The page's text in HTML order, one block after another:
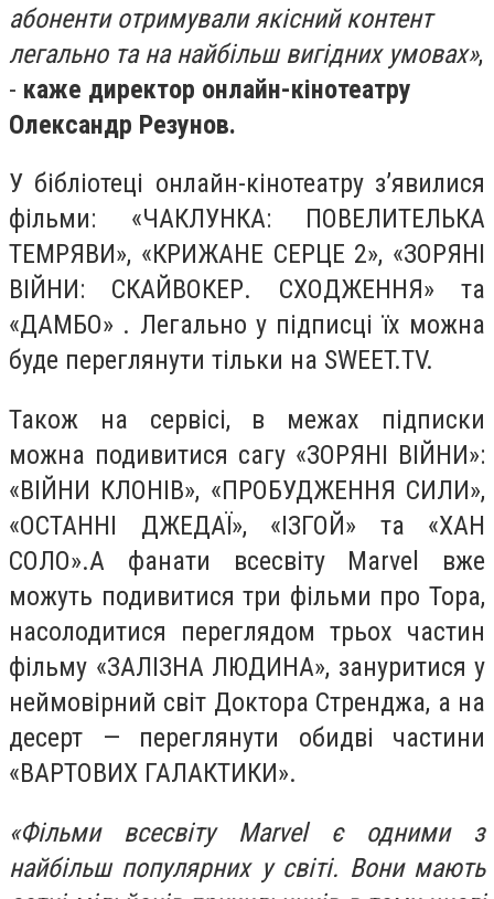
абоненти отримували якісний контент
легально та на найбільш вигідних умовах»,
- каже директор онлайн-кінотеатру
Олександр Резунов.
У бібліотеці онлайн-кінотеатру з’явилися
фільми: «ЧАКЛУНКА: ПОВЕЛИТЕЛЬКА
ТЕМРЯВИ», «КРИЖАНЕ СЕРЦЕ 2», «ЗОРЯНІ
ВІЙНИ: СКАЙВОКЕР. СХОДЖЕННЯ» та
«ДАМБО» . Легально у підписці їх можна
буде переглянути тільки на SWEET.TV.
Також на сервісі, в межах підписки
можна подивитися сагу «ЗОРЯНІ ВІЙНИ»:
«ВІЙНИ КЛОНІВ», «ПРОБУДЖЕННЯ СИЛИ»,
«ОСТАННІ ДЖЕДАЇ», «ІЗГОЙ» та «ХАН
СОЛО».А фанати всесвіту Marvel вже
можуть подивитися три фільми про Тора,
насолодитися переглядом трьох частин
фільму «ЗАЛІЗНА ЛЮДИНА», зануритися у
неймовірний світ Доктора Стренджа, а на
десерт — переглянути обидві частини
«ВАРТОВИХ ГАЛАКТИКИ».
«Фільми всесвіту Marvel є одними з
найбільш популярних у світі. Вони мають